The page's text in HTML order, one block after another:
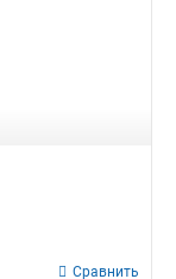
Сравнить